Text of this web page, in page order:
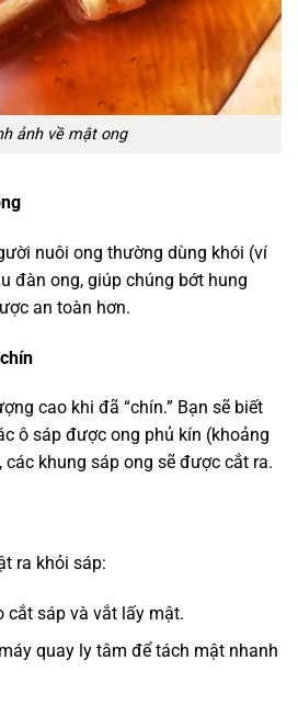
ảnh về mật ong
nuôi ong thường dùng khói (ví
đàn ong, giúp chúng bớt hung
an toàn hơn.
cao khi đã “chín.” Bạn sẽ biết
ô sáp được ong phủ kín (khoảng
các khung sáp ong sẽ được cắt ra.
ra khỏi sáp:
cắt sáp và vắt lấy mật.
quay ly tâm để tách mật nhanh